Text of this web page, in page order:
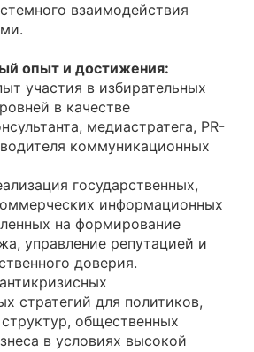
взаимодействия
опыт и достижения:
участия в избирательных
в качестве
медиастратега, PR-
коммуникационных
государственных,
информационных
на формирование
управление репутацией и
доверия.
стратегий для политиков,
общественных
в условиях высокой